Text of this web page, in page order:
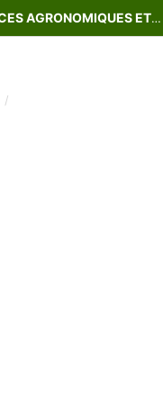
REVUE MAROCAINE DES SCIENCES AGRONOMIQUES ET VÉTÉRINAIRES
/